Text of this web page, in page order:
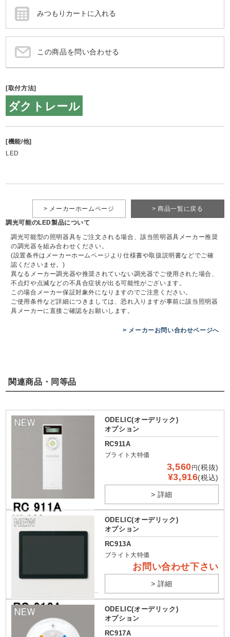
この商品を問い合わせる
[取付方法]
ダクトレール
[機能/他]
LED
> 商品一覧に戻る
> メーカーホームページ
調光可能のLED製品について
調光可能型の照明器具をご注文される場合、該当照明器具メーカー推奨
の調光器を組み合わせください。
(設置条件はメーカーホームページより仕様書や取扱説明書などでご確
認くださいませ。)
異なるメーカー調光器や推奨されていない調光器でご使用された場合、
不点灯や点滅などの不具合症状が出る可能性がございます。
この場合メーカー保証対象外になりますのでご注意ください。
ご使用条件など詳細につきましては、恐れ入りますが事前に該当照明器
具メーカーに直接ご確認をお願いします。
> メーカーお問い合わせページへ
関連商品・同等品
ODELIC(オーデリック)
オプション
RC911A
ブライト大特価
3,560 円 (税抜)
¥3,916(税込)
> 詳細
ODELIC(オーデリック)
オプション
RC913A
ブライト大特価
お問い合わせ下さい
> 詳細
ODELIC(オーデリック)
オプション
RC917A